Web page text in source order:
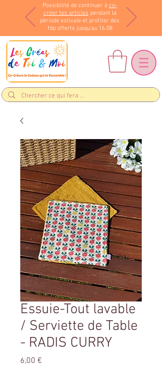
Possibilité de continuer à co-
créer tes articles pendant la
période estivale et profiter des
fdp offerts jusqu'au 16.08
Essuie-Tout lavable
/ Serviette de Table
- RADIS CURRY
6,00 €